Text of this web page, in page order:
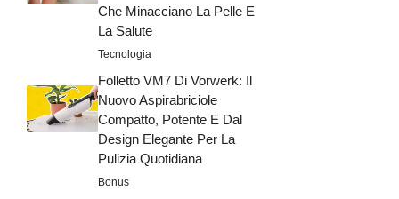
Che Minacciano La Pelle E
La Salute
Tecnologia
Folletto VM7 Di Vorwerk: Il
Nuovo Aspirabriciole
Compatto, Potente E Dal
Design Elegante Per La
Pulizia Quotidiana
Bonus